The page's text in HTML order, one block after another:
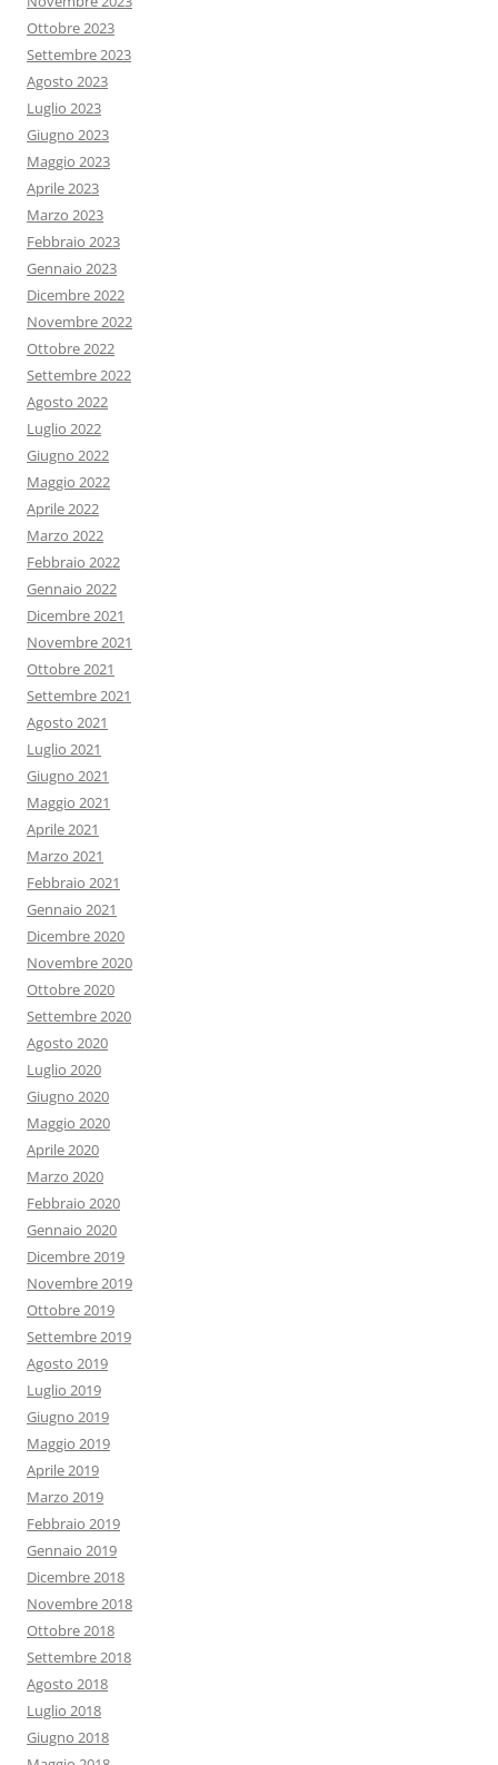
Ottobre 2023
Settembre 2023
Agosto 2023
Luglio 2023
Giugno 2023
Maggio 2023
Aprile 2023
Marzo 2023
Febbraio 2023
Gennaio 2023
Dicembre 2022
Novembre 2022
Ottobre 2022
Settembre 2022
Agosto 2022
Luglio 2022
Giugno 2022
Maggio 2022
Aprile 2022
Marzo 2022
Febbraio 2022
Gennaio 2022
Dicembre 2021
Novembre 2021
Ottobre 2021
Settembre 2021
Agosto 2021
Luglio 2021
Giugno 2021
Maggio 2021
Aprile 2021
Marzo 2021
Febbraio 2021
Gennaio 2021
Dicembre 2020
Novembre 2020
Ottobre 2020
Settembre 2020
Agosto 2020
Luglio 2020
Giugno 2020
Maggio 2020
Aprile 2020
Marzo 2020
Febbraio 2020
Gennaio 2020
Dicembre 2019
Novembre 2019
Ottobre 2019
Settembre 2019
Agosto 2019
Luglio 2019
Giugno 2019
Maggio 2019
Aprile 2019
Marzo 2019
Febbraio 2019
Gennaio 2019
Dicembre 2018
Novembre 2018
Ottobre 2018
Settembre 2018
Agosto 2018
Luglio 2018
Giugno 2018